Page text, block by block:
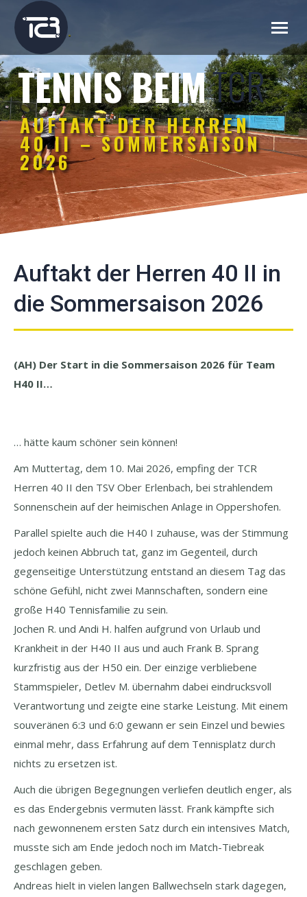
TENNIS BEIM
AUFTAKT DER HERREN
40 II – SOMMERSAISON
2026
TCR
Auftakt der Herren 40 II in
die Sommersaison 2026
(AH) Der Start in die Sommersaison 2026 für Team
H40 II…
… hätte kaum schöner sein können!
Am Muttertag, dem 10. Mai 2026, empfing der TCR
Herren 40 II den TSV Ober Erlenbach, bei strahlendem
Sonnenschein auf der heimischen Anlage in Oppershofen.
Parallel spielte auch die H40 I zuhause, was der Stimmung
jedoch keinen Abbruch tat, ganz im Gegenteil, durch
gegenseitige Unterstützung entstand an diesem Tag das
schöne Gefühl, nicht zwei Mannschaften, sondern eine
große H40 Tennisfamilie zu sein.
Jochen R. und Andi H. halfen aufgrund von Urlaub und
Krankheit in der H40 II aus und auch Frank B. Sprang
kurzfristig aus der H50 ein. Der einzige verbliebene
Stammspieler, Detlev M. übernahm dabei eindrucksvoll
Verantwortung und zeigte eine starke Leistung. Mit einem
souveränen 6:3 und 6:0 gewann er sein Einzel und bewies
einmal mehr, dass Erfahrung auf dem Tennisplatz durch
nichts zu ersetzen ist.
Auch die übrigen Begegnungen verliefen deutlich enger, als
es das Endergebnis vermuten lässt. Frank kämpfte sich
nach gewonnenem ersten Satz durch ein intensives Match,
musste sich am Ende jedoch noch im Match-Tiebreak
geschlagen geben.
Andreas hielt in vielen langen Ballwechseln stark dagegen,